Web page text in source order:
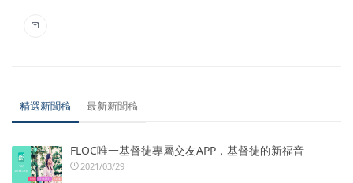
精選新聞稿 最新新聞稿
FLOC唯一基督徒專屬交友APP，基督徒的新福音
2021/03/29